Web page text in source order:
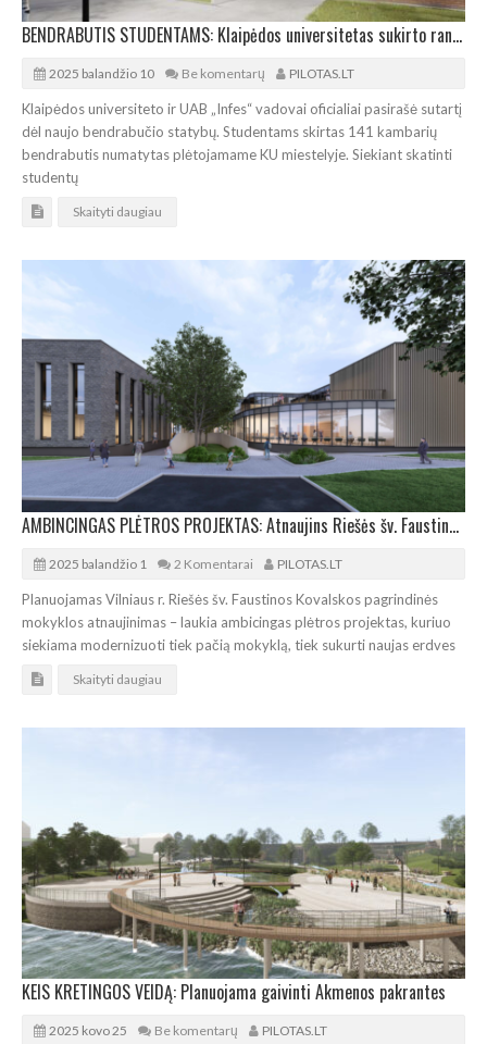
BENDRABUTIS STUDENTAMS: Klaipėdos universitetas sukirto rankomis su „Infes“ statybininkais
2025 balandžio 10 Be komentarų PILOTAS.LT
Klaipėdos universiteto ir UAB „Infes“ vadovai oficialiai pasirašė sutartį
dėl naujo bendrabučio statybų. Studentams skirtas 141 kambarių
bendrabutis numatytas plėtojamame KU miestelyje. Siekiant skatinti
studentų
Skaityti daugiau
AMBINCINGAS PLĖTROS PROJEKTAS: Atnaujins Riešės šv. Faustinos Kovalskos pagrindinę mokyklą
2025 balandžio 1 2 Komentarai PILOTAS.LT
Planuojamas Vilniaus r. Riešės šv. Faustinos Kovalskos pagrindinės
mokyklos atnaujinimas – laukia ambicingas plėtros projektas, kuriuo
siekiama modernizuoti tiek pačią mokyklą, tiek sukurti naujas erdves
Skaityti daugiau
KEIS KRETINGOS VEIDĄ: Planuojama gaivinti Akmenos pakrantes
2025 kovo 25 Be komentarų PILOTAS.LT